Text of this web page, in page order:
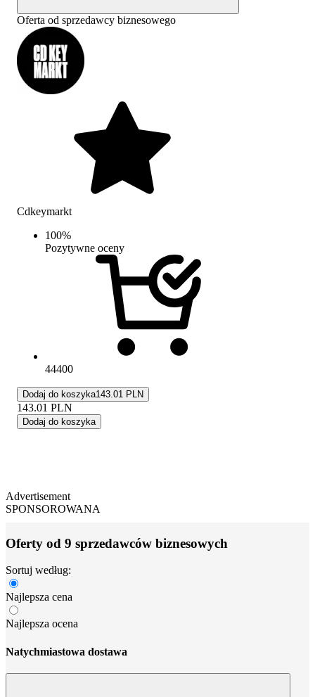
Oferta od sprzedawcy biznesowego
Cdkeymarkt
100%
Pozytywne oceny
44400
Dodaj do koszyka143.01 PLN
143.01 PLN
Dodaj do koszyka
Advertisement
SPONSOROWANA
Oferty od 9 sprzedawców biznesowych
Sortuj według:
Najlepsza cena
Najlepsza ocena
Natychmiastowa dostawa